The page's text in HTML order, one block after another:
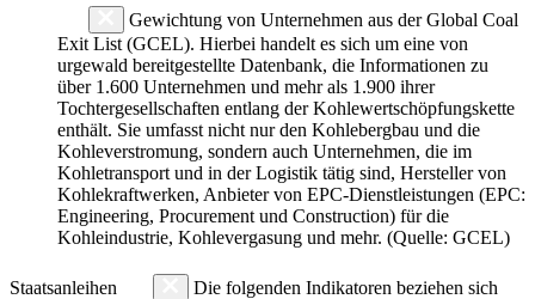
Gewichtung von Unternehmen aus der Global Coal
Exit List (GCEL). Hierbei handelt es sich um eine von
urgewald bereitgestellte Datenbank, die Informationen zu
über 1.600 Unternehmen und mehr als 1.900 ihrer
Tochtergesellschaften entlang der Kohlewertschöpfungskette
enthält. Sie umfasst nicht nur den Kohlebergbau und die
Kohleverstromung, sondern auch Unternehmen, die im
Kohletransport und in der Logistik tätig sind, Hersteller von
Kohlekraftwerken, Anbieter von EPC-Dienstleistungen (EPC:
Engineering, Procurement und Construction) für die
Kohleindustrie, Kohlevergasung und mehr. (Quelle: GCEL)
Staatsanleihen
Die folgenden Indikatoren beziehen sich